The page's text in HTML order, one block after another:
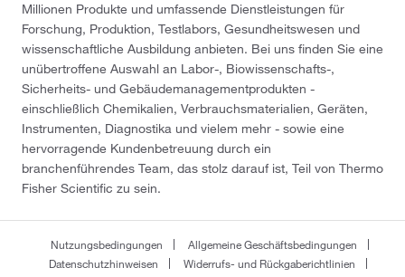
Millionen Produkte und umfassende Dienstleistungen für
Forschung, Produktion, Testlabors, Gesundheitswesen und
wissenschaftliche Ausbildung anbieten. Bei uns finden Sie eine
unübertroffene Auswahl an Labor-, Biowissenschafts-,
Sicherheits- und Gebäudemanagementprodukten -
einschließlich Chemikalien, Verbrauchsmaterialien, Geräten,
Instrumenten, Diagnostika und vielem mehr - sowie eine
hervorragende Kundenbetreuung durch ein
branchenführendes Team, das stolz darauf ist, Teil von Thermo
Fisher Scientific zu sein.
Nutzungsbedingungen
Allgemeine Geschäftsbedingungen
Datenschutzhinweisen
Widerrufs- und Rückgaberichtlinien